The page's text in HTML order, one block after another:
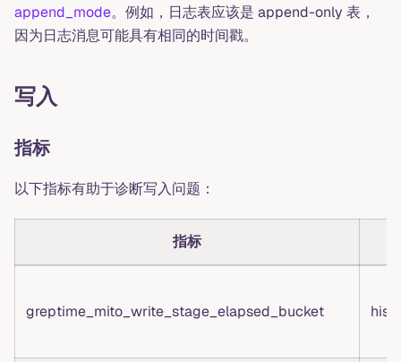
append_mode。例如，日志表应该是 append-only 表，
因为日志消息可能具有相同的时间戳。
写入
指标
以下指标有助于诊断写入问题：
指标
greptime_mito_write_stage_elapsed_bucket